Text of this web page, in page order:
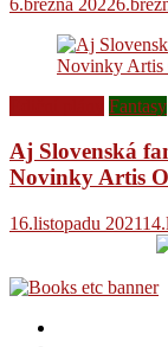
Fantasy
Aj Slovenská
Novinky Artis
16.listopadu 2021